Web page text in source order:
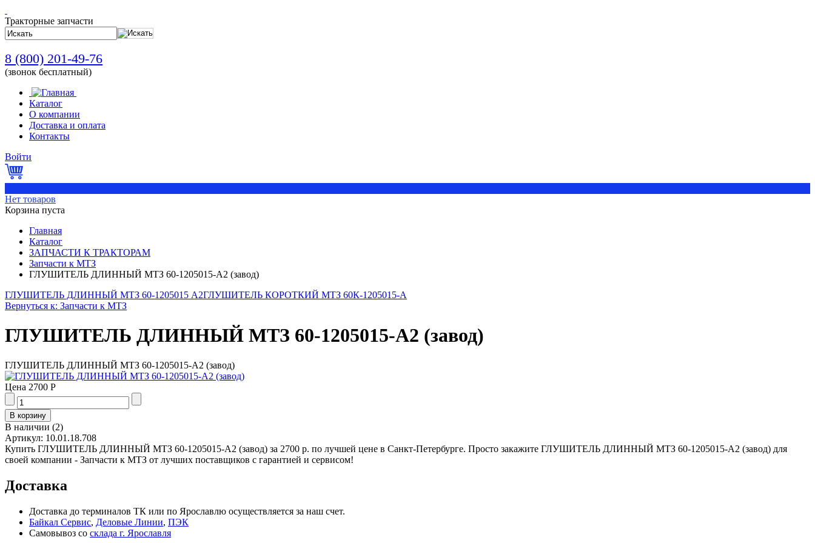
Тракторные запчасти
8 (800) 201-49-76
(звонок бесплатный)
Каталог
О компании
Доставка и оплата
Контакты
Войти
Нет товаров
Корзина пуста
Главная
Каталог
ЗАПЧАСТИ К ТРАКТОРАМ
Запчасти к МТЗ
ГЛУШИТЕЛЬ ДЛИННЫЙ МТЗ 60-1205015-А2 (завод)
ГЛУШИТЕЛЬ ДЛИННЫЙ МТЗ 60-1205015 А2ГЛУШИТЕЛЬ КОРОТКИЙ МТЗ 60К-1205015-А
Вернуться к: Запчасти к МТЗ
ГЛУШИТЕЛЬ ДЛИННЫЙ МТЗ 60-1205015-А2 (завод)
ГЛУШИТЕЛЬ ДЛИННЫЙ МТЗ 60-1205015-А2 (завод)
Цена 2700 Р
В наличии (2)
Артикул: 10.01.18.708
Купить ГЛУШИТЕЛЬ ДЛИННЫЙ МТЗ 60-1205015-А2 (завод) за 2700 р. по лучшей цене в Санкт-Петербурге. Просто закажите ГЛУШИТЕЛЬ ДЛИННЫЙ МТЗ 60-1205015-А2 (завод) для
своей компании - Запчасти к МТЗ от лучших поставщиков с гарантией и сервисом!
Доставка
Доставка до терминалов ТК или по Ярославлю осуществляется за наш счет.
Байкал Сервис, Деловые Линии, ПЭК
Самовывоз со склада г. Ярославля